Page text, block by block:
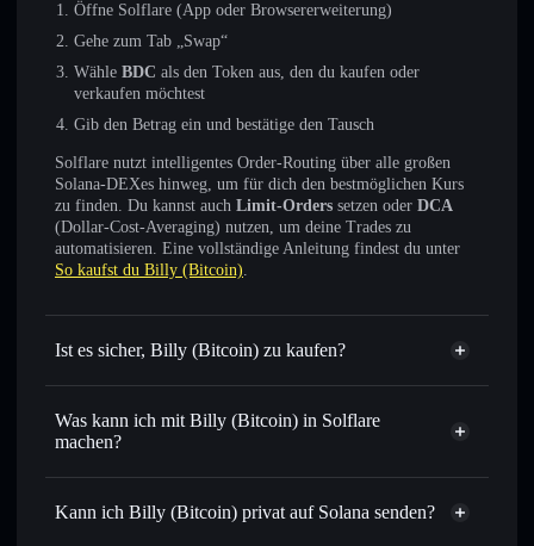
Öffne Solflare (App oder Browsererweiterung)
Gehe zum Tab „Swap“
Wähle BDC als den Token aus, den du kaufen oder
verkaufen möchtest
Gib den Betrag ein und bestätige den Tausch
Solflare nutzt intelligentes Order-Routing über alle großen
Solana-DEXes hinweg, um für dich den bestmöglichen Kurs
zu finden. Du kannst auch Limit-Orders setzen oder DCA
(Dollar-Cost-Averaging) nutzen, um deine Trades zu
automatisieren. Eine vollständige Anleitung findest du unter
So kaufst du Billy (Bitcoin).
Ist es sicher, Billy (Bitcoin) zu kaufen?
Billy (Bitcoin)
nicht
Was kann ich mit Billy (Bitcoin) in Solflare
machen?
Billy (Bitcoin)
Solflare-Wallet
Sofort tauschen– handle BDC gegen SOL, USDC oder
Kann ich Billy (Bitcoin) privat auf Solana senden?